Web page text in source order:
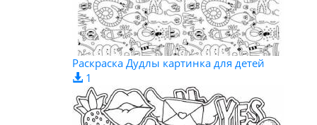
Раскраска Дудлы картинка для детей
1